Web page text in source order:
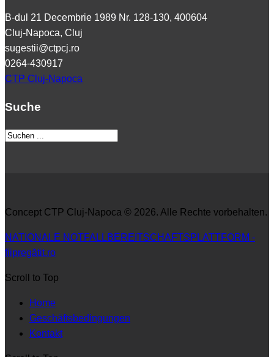
B-dul 21 Decembrie 1989 Nr. 128-130, 400604
Cluj-Napoca, Cluj
sugestii@ctpcj.ro
0264-430917
CTP Cluj-Napoca
Suche
Concept CTP Cluj-Napoca © 2026. Alle Rechte vorbehalten.
NATIONALE NOTFALLBEREITSCHAFTSPLATTFORM -
fiipregătit.ro
Scroll to Top
Home
Geschäftsbedingungen
Kontakt